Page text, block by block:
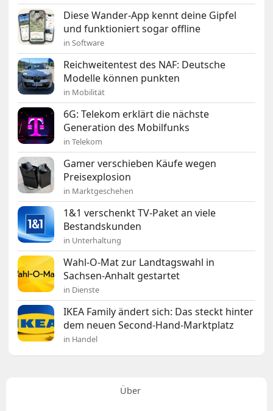
Diese Wander-App kennt deine Gipfel
und funktioniert sogar offline
in Software
Reichweitentest des NAF: Deutsche
Modelle können punkten
in Mobilität
6G: Telekom erklärt die nächste
Generation des Mobilfunks
in Telekom
Gamer verschieben Käufe wegen
Preisexplosion
in Marktgeschehen
1&1 verschenkt TV-Paket an viele
Bestandskunden
in Unterhaltung
Wahl-O-Mat zur Landtagswahl in
Sachsen-Anhalt gestartet
in Dienste
IKEA Family ändert sich: Das steckt hinter
dem neuen Second-Hand-Marktplatz
in Handel
Über